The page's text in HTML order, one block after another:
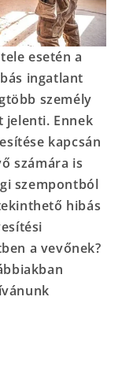
esetén a
ingatlant
személy
jelenti. Ennek
kapcsán
számára is
szempontból
hibás
a vevőnek?